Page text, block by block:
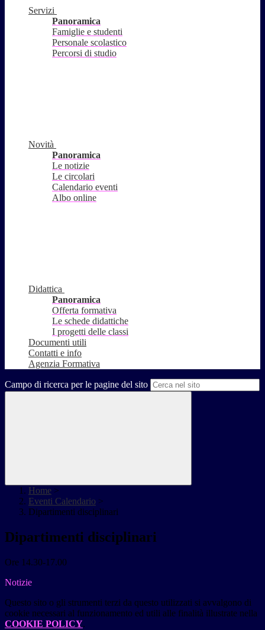
Servizi
Panoramica
Famiglie e studenti
Personale scolastico
Percorsi di studio
Novità
Panoramica
Le notizie
Le circolari
Calendario eventi
Albo online
Didattica
Panoramica
Offerta formativa
Le schede didattiche
I progetti delle classi
Documenti utili
Contatti e info
Agenzia Formativa
Campo di ricerca per le pagine del sito
Home >
Eventi Calendario >
Dipartimenti disciplinari
Dipartimenti disciplinari
Ore 14.30-17.00
Notizie
Questo sito o gli strumenti terzi da questo utilizzati si avvalgono di
cookie necessari al funzionamento ed utili alle finalità illustrate nella
COOKIE POLICY.